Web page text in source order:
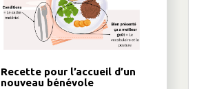
Recette pour l’accueil d’un
nouveau bénévole